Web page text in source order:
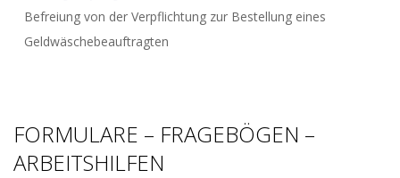
Befreiung von der Verpflichtung zur Bestellung eines
Geldwäschebeauftragten
FORMULARE – FRAGEBÖGEN –
ARBEITSHILFEN